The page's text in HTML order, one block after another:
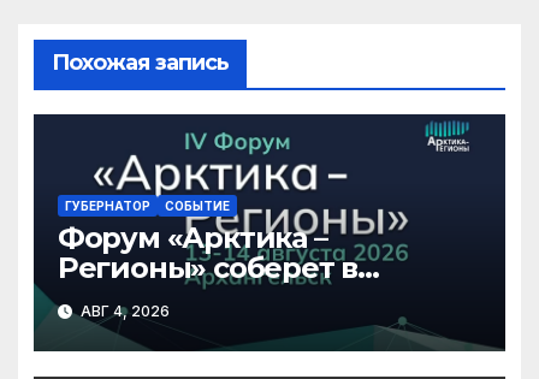
Похожая запись
ГУБЕРНАТОР СОБЫТИЕ
Форум «Арктика –
Регионы» соберет в
Архангельске участников
из 45 регионов
АВГ 4, 2026